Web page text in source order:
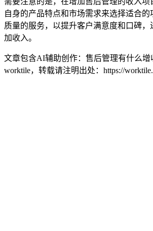
自身的产品特点和市场需求来选择适合的
质量的服务，以提升客户满意度和口碑，
加收入。
文章包含AI辅助创作：售后管理有什么增
worktile，转载请注明出处： https://